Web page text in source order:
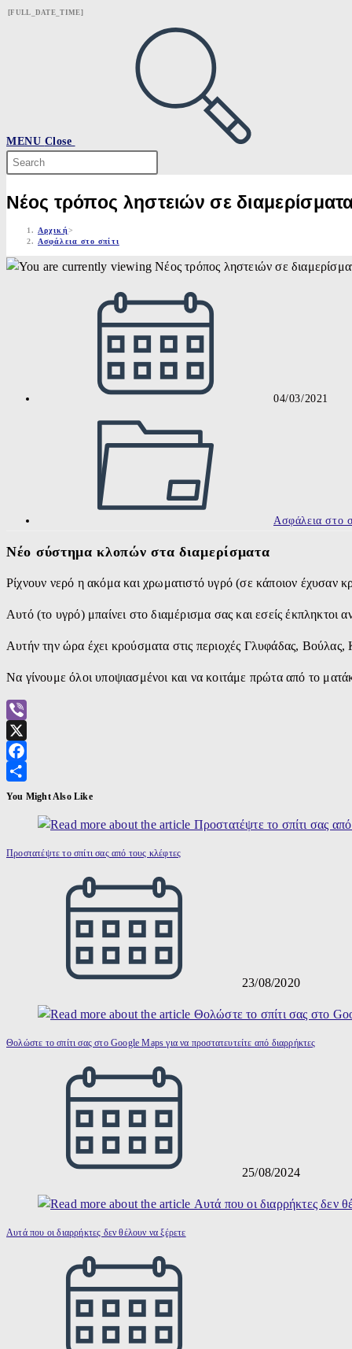
Skip
[FULL_DATE_TIME]
MENU Close
Search
this
website
Νέος τρόπος ληστειών σε
Αρχική>
Ασφάλεια στο σπίτι
04/03/2021
Ασφάλεια στο
Νέο σύστημα κλοπών στα διαμερίσματα
Ρίχνουν νερό η ακόμα και χρωματιστό υγρό (σε κάποιον έχυσαν
Αυτό (το υγρό) μπαίνει στο διαμέρισμα σας και εσείς έκπληκτοι
Αυτήν την ώρα έχει κρούσματα στις περιοχές Γλυφάδας,
Να γίνουμε όλοι υποψιασμένοι και να κοιτάμε πρώτα από το
Viber
X
Facebook
Μοιραστείτε
You Might Also Like
Προστατέψτε το σπίτι σας από τους κλέφτες
23/08/2020
Θολώστε το σπίτι σας στο Google Maps για να προστατευτείτε από διαρρήκτες
25/08/2024
Αυτά που οι διαρρήκτες δεν θέλουν να ξέρετε